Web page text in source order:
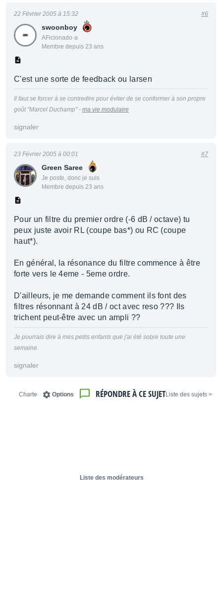
swoonboy
AFicionado·a
Membre depuis 23 ans
22 Février 2005 à 15:32 #6
C'est une sorte de feedback ou larsen
Il faut se forcer à se contredire pour éviter de se conformer à son propre
goût "Marcel Duchamp" - ma vie modulaire
signaler
Green Saree
Je poste, donc je suis
Membre depuis 23 ans
23 Février 2005 à 00:01 #7
Pour un filtre du premier ordre (-6 dB / octave) tu
peux juste avoir RL (coupe bas*) ou RC (coupe
haut*).
En général, la résonance du filtre commence à être
forte vers le 4eme - 5eme ordre.
D'ailleurs, je me demande comment ils font des
filtres résonnant à 24 dB / oct avec reso ??? Ils
trichent peut-être avec un ampli ??
Je pourrais dire à mes petits enfants que j'ai été sobre toute une
semaine.
signaler
< Liste des sujets
RÉPONDRE À CE SUJET
Options
Charte
Liste des modérateurs